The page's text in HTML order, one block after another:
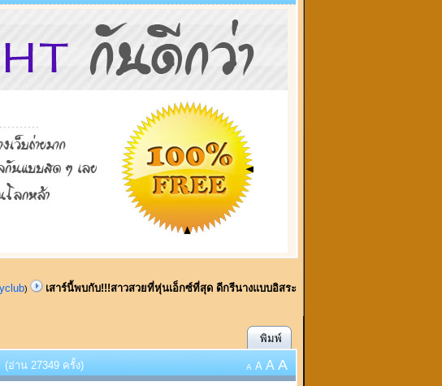
)
เสาร์นี้พบกับ!!!สาวสวยที่หุ่นเอ็กซ์ที่สุด ดีกรีนางแบบอิสระ
พิมพ์
อ่าน 27349 ครั้ง) A A A A